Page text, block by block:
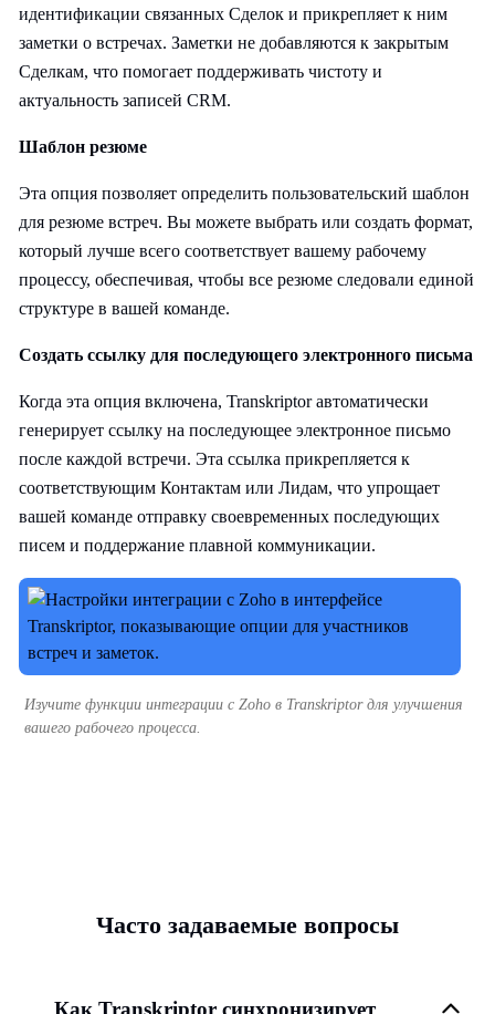
идентификации связанных Сделок и прикрепляет к ним
заметки о встречах. Заметки не добавляются к закрытым
Сделкам, что помогает поддерживать чистоту и
актуальность записей CRM.
Шаблон резюме
Эта опция позволяет определить пользовательский шаблон
для резюме встреч. Вы можете выбрать или создать формат,
который лучше всего соответствует вашему рабочему
процессу, обеспечивая, чтобы все резюме следовали единой
структуре в вашей команде.
Создать ссылку для последующего электронного письма
Когда эта опция включена, Transkriptor автоматически
генерирует ссылку на последующее электронное письмо
после каждой встречи. Эта ссылка прикрепляется к
соответствующим Контактам или Лидам, что упрощает
вашей команде отправку своевременных последующих
писем и поддержание плавной коммуникации.
Изучите функции интеграции с Zoho в Transkriptor для улучшения
вашего рабочего процесса.
Часто задаваемые вопросы
Как Transkriptor синхронизирует